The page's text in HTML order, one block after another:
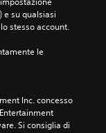
e su qualsiasi
stesso account.
le
Inc. concesso
Si consiglia di